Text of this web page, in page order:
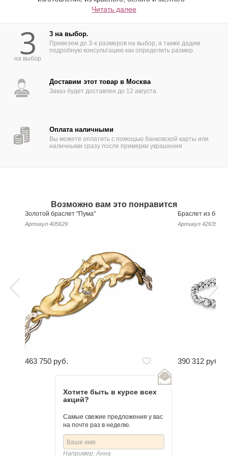
золота 585 и 750 пробы,материала
Читать далее
3
на выбор
3 на выбор.
Привезем до 3-х размеров на выбор, а также дадим
подробную консультацию как определить размер.
Доставим этот товар в Москва
Заказ будет доставлен до 12 августа
Оплата наличными
Вы можете оплатить с помощью банковской карты или
наличными сразу после примерки украшения
Возможно вам это понравится
Золотой браслет "Пума"
Артикул 405629
463 750 руб.
Браслет из
Артикул 426359
390 312 руб.
Хотите быть в курсе всех
акций?
Самые свежие предложения у вас
на почте раз в неделю.
Например: Анна